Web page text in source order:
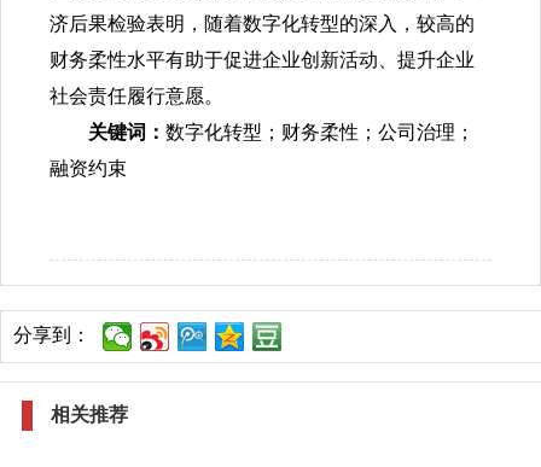
济后果检验表明，随着数字化转型的深入，较高的
财务柔性水平有助于促进企业创新活动、提升企业
社会责任履行意愿。
关键词： 数字化转型；财务柔性；公司治理；
融资约束
分享到：
相关推荐